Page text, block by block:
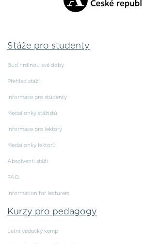
Stáže pro studenty
Buď hrdinou své doby
Přehled stáží
Informace pro studenty
Medailonky stážistů
Informace pro lektory
Medailonky lektorů
Absolventi stáží
FAQ
Information for lecturers
Kurzy pro pedagogy
Letní vědecký kemp